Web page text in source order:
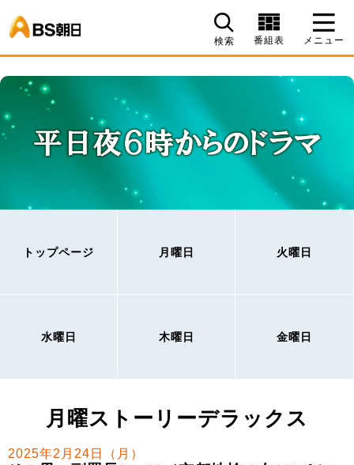
検索 番組表 メニュー
トップページ 月曜日 火曜日
水曜日 木曜日 金曜日
月曜ストーリーデラックス
2025年2月24日（月）